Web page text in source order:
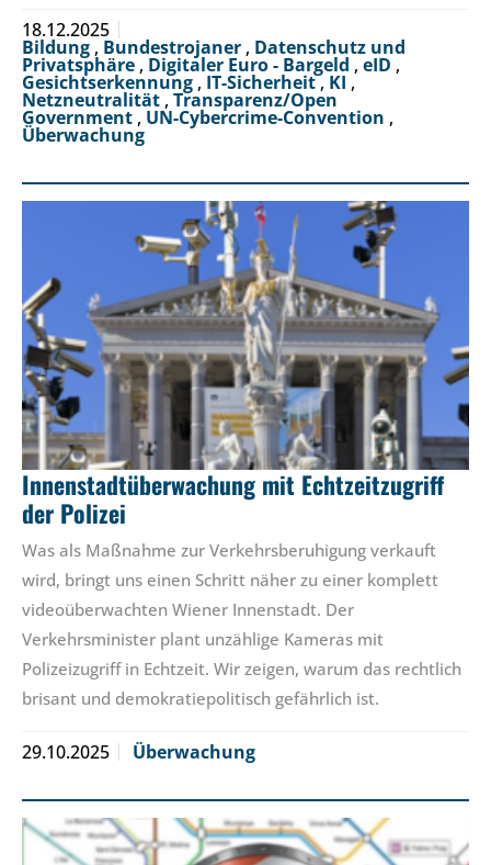
18.12.2025
Bildung , Bundestrojaner , Datenschutz und
Privatsphäre , Digitaler Euro - Bargeld , eID ,
Gesichtserkennung , IT-Sicherheit, KI ,
Netzneutralität , Transparenz/Open
Government , UN-Cybercrime-Convention ,
Überwachung
Innenstadtüberwachung mit Echtzeitzugriff
der Polizei
Was als Maßnahme zur Verkehrsberuhigung verkauft
wird, bringt uns einen Schritt näher zu einer komplett
videoüberwachten Wiener Innenstadt. Der
Verkehrsminister plant unzählige Kameras mit
Polizeizugriff in Echtzeit. Wir zeigen, warum das rechtlich
brisant und demokratiepolitisch gefährlich ist.
29.10.2025 Überwachung